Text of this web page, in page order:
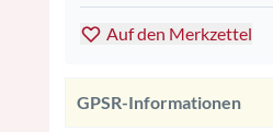
Auf den Merkzettel
GPSR-Informationen